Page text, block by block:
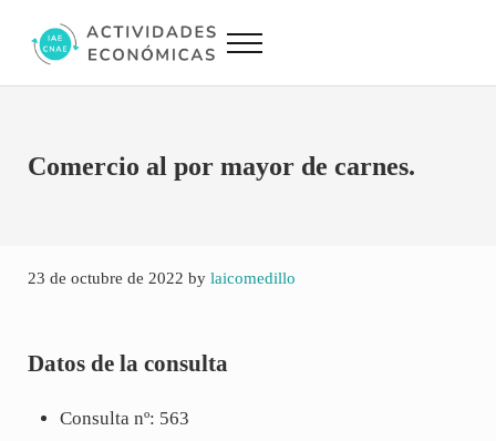
Actividades Económicas IAE CNAE
Menu
Comercio al por mayor de carnes.
23 de octubre de 2022 by laicomedillo
Datos de la consulta
Consulta nº: 563